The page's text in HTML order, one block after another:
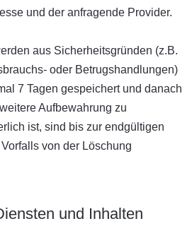
und der anfragende Provider.
aus Sicherheitsgründen (z.B.
oder Betrugshandlungen)
7 Tagen gespeichert und danach
Aufbewahrung zu
ist, sind bis zur endgültigen
von der Löschung
und Inhalten